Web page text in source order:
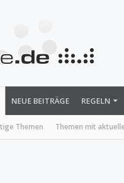
Themen Themen mit
NEUE BEITRÄGE REGELN